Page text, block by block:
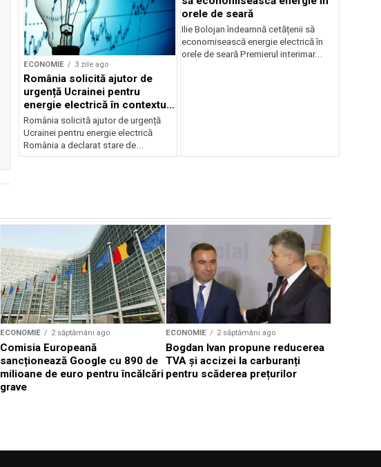
ECONOMIE 3 zile ago
România solicită ajutor de
urgență Ucrainei pentru
energie electrică în contextul
crizei energetice
România solicită ajutor de urgență
Ucrainei pentru energie electrică
România a declarat stare de...
orele de seară
Ilie Bolojan îndeamnă cetățenii să
economisească energie electrică în
orele de seară Premierul interimar...
ECONOMIE 2 săptămâni ago
Comisia Europeană
sancționează Google cu 890 de
milioane de euro pentru încălcări
grave
ECONOMIE 2 săptămâni ago
Bogdan Ivan propune reducerea
TVA și accizei la carburanți
pentru scăderea prețurilor